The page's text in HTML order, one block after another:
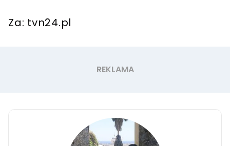
Za: tvn24.pl